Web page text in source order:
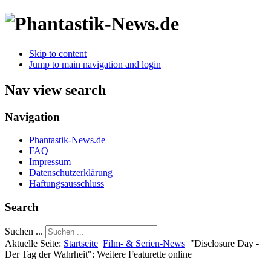
Skip to content
Jump to main navigation and login
Nav view search
Navigation
Phantastik-News.de
FAQ
Impressum
Datenschutzerklärung
Haftungsausschluss
Search
Suchen ...
Aktuelle Seite: Startseite Film- & Serien-News "Disclosure Day -
Der Tag der Wahrheit": Weitere Featurette online